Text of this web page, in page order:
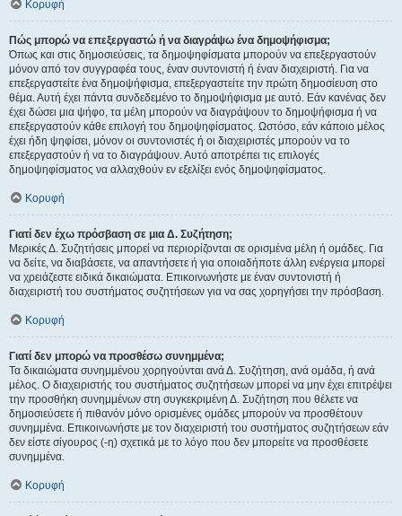
Κορυφή
Πώς μπορώ να επεξεργαστώ ή να διαγράψω ένα δημοψήφισμα;
Όπως και στις δημοσιεύσεις, τα δημοψηφίσματα μπορούν να επεξεργαστούν
μόνον από τον συγγραφέα τους, έναν συντονιστή ή έναν διαχειριστή. Για να
επεξεργαστείτε ένα δημοψήφισμα, επεξεργαστείτε την πρώτη δημοσίευση στο
θέμα. Αυτή έχει πάντα συνδεδεμένο το δημοψήφισμα με αυτό. Εάν κανένας δεν
έχει δώσει μια ψήφο, τα μέλη μπορούν να διαγράψουν το δημοψήφισμα ή να
επεξεργαστούν κάθε επιλογή του δημοψηφίσματος. Ωστόσο, εάν κάποιο μέλος
έχει ήδη ψηφίσει, μόνον οι συντονιστές ή οι διαχειριστές μπορούν να το
επεξεργαστούν ή να το διαγράψουν. Αυτό αποτρέπει τις επιλογές
δημοψηφίσματος να αλλαχθούν εν εξελίξει ενός δημοψηφίσματος.
Κορυφή
Γιατί δεν έχω πρόσβαση σε μια Δ. Συζήτηση;
Μερικές Δ. Συζητήσεις μπορεί να περιορίζονται σε ορισμένα μέλη ή ομάδες. Για
να δείτε, να διαβάσετε, να απαντήσετε ή για οποιαδήποτε άλλη ενέργεια μπορεί
να χρειάζεστε ειδικά δικαιώματα. Επικοινωνήστε με έναν συντονιστή ή
διαχειριστή του συστήματος συζητήσεων για να σας χορηγήσει την πρόσβαση.
Κορυφή
Γιατί δεν μπορώ να προσθέσω συνημμένα;
Τα δικαιώματα συνημμένου χορηγούνται ανά Δ. Συζήτηση, ανά ομάδα, ή ανά
μέλος. Ο διαχειριστής του συστήματος συζητήσεων μπορεί να μην έχει επιτρέψει
την προσθήκη συνημμένων στη συγκεκριμένη Δ. Συζήτηση που θέλετε να
δημοσιεύσετε ή πιθανόν μόνο ορισμένες ομάδες μπορούν να προσθέτουν
συνημμένα. Επικοινωνήστε με τον διαχειριστή του συστήματος συζητήσεων εάν
δεν είστε σίγουρος (-η) σχετικά με το λόγο που δεν μπορείτε να προσθέσετε
συνημμένα.
Κορυφή